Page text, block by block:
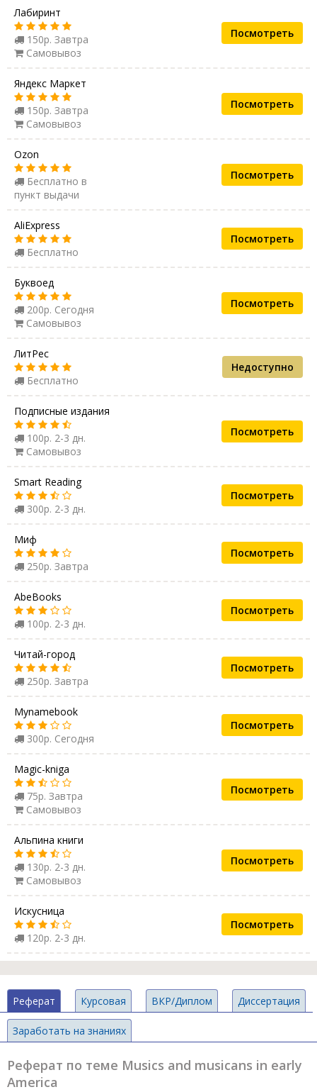
Лабиринт
150р. Завтра
Самовывоз
Посмотреть
Яндекс Маркет
150р. Завтра
Самовывоз
Посмотреть
Ozon
Бесплатно в
пункт выдачи
Посмотреть
AliExpress
Бесплатно
Посмотреть
Буквоед
200р. Сегодня
Самовывоз
Посмотреть
ЛитРес
Бесплатно
Недоступно
Подписные издания
100р. 2-3 дн.
Самовывоз
Посмотреть
Smart Reading
300р. 2-3 дн.
Посмотреть
Миф
250р. Завтра
Посмотреть
AbeBooks
100р. 2-3 дн.
Посмотреть
Читай-город
250р. Завтра
Посмотреть
Mynamebook
300р. Сегодня
Посмотреть
Magic-kniga
75р. Завтра
Самовывоз
Посмотреть
Альпина книги
130р. 2-3 дн.
Самовывоз
Посмотреть
Искусница
120р. 2-3 дн.
Посмотреть
Реферат Курсовая ВКР/Диплом Диссертация
Заработать на знаниях
Реферат по теме Musics and musicans in early
America